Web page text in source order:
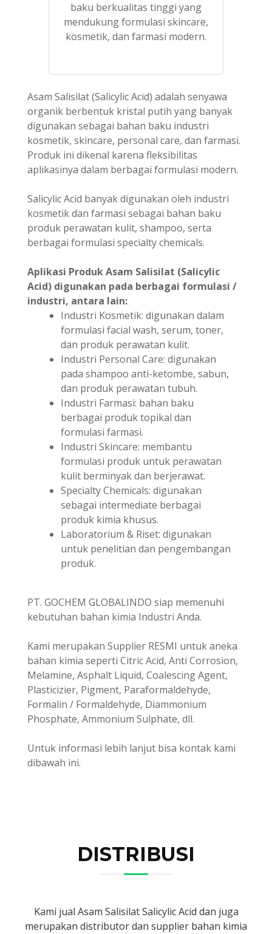
baku berkualitas tinggi yang
mendukung formulasi skincare,
kosmetik, dan farmasi modern.
Asam Salisilat (Salicylic Acid) adalah senyawa
organik berbentuk kristal putih yang banyak
digunakan sebagai bahan baku industri
kosmetik, skincare, personal care, dan farmasi.
Produk ini dikenal karena fleksibilitas
aplikasinya dalam berbagai formulasi modern.
Salicylic Acid banyak digunakan oleh industri
kosmetik dan farmasi sebagai bahan baku
produk perawatan kulit, shampoo, serta
berbagai formulasi specialty chemicals.
Aplikasi Produk Asam Salisilat (Salicylic
Acid) digunakan pada berbagai formulasi /
industri, antara lain:
Industri Kosmetik: digunakan dalam
formulasi facial wash, serum, toner,
dan produk perawatan kulit.
Industri Personal Care: digunakan
pada shampoo anti-ketombe, sabun,
dan produk perawatan tubuh.
Industri Farmasi: bahan baku
berbagai produk topikal dan
formulasi farmasi.
Industri Skincare: membantu
formulasi produk untuk perawatan
kulit berminyak dan berjerawat.
Specialty Chemicals: digunakan
sebagai intermediate berbagai
produk kimia khusus.
Laboratorium & Riset: digunakan
untuk penelitian dan pengembangan
produk.
PT. GOCHEM GLOBALINDO siap memenuhi
kebutuhan bahan kimia Industri Anda.
Kami merupakan Supplier RESMI untuk aneka
bahan kimia seperti Citric Acid, Anti Corrosion,
Melamine, Asphalt Liquid, Coalescing Agent,
Plasticizier, Pigment, Paraformaldehyde,
Formalin / Formaldehyde, Diammonium
Phosphate, Ammonium Sulphate, dll.
Untuk informasi lebih lanjut bisa kontak kami
dibawah ini.
DISTRIBUSI
Kami jual Asam Salisilat Salicylic Acid dan juga
merupakan distributor dan supplier bahan kimia